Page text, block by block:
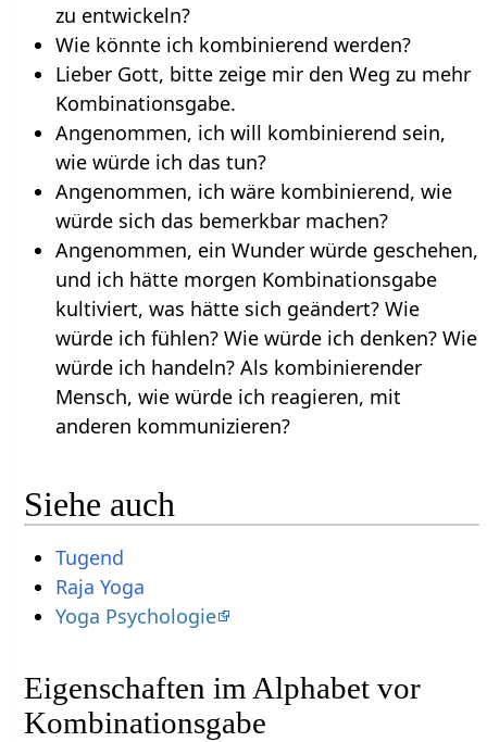
zu entwickeln?
Wie könnte ich kombinierend werden?
Lieber Gott, bitte zeige mir den Weg zu mehr
Kombinationsgabe.
Angenommen, ich will kombinierend sein,
wie würde ich das tun?
Angenommen, ich wäre kombinierend, wie
würde sich das bemerkbar machen?
Angenommen, ein Wunder würde geschehen,
und ich hätte morgen Kombinationsgabe
kultiviert, was hätte sich geändert? Wie
würde ich fühlen? Wie würde ich denken? Wie
würde ich handeln? Als kombinierender
Mensch, wie würde ich reagieren, mit
anderen kommunizieren?
Siehe auch
Tugend
Raja Yoga
Yoga Psychologie
Eigenschaften im Alphabet vor
Kombinationsgabe